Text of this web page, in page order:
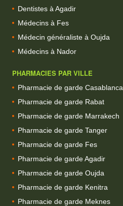
Dentistes à Agadir
Médecins à Fes
Médecin généraliste à Oujda
Médecins à Nador
PHARMACIES PAR VILLE
Pharmacie de garde Casablanca
Pharmacie de garde Rabat
Pharmacie de garde Marrakech
Pharmacie de garde Tanger
Pharmacie de garde Fes
Pharmacie de garde Agadir
Pharmacie de garde Oujda
Pharmacie de garde Kenitra
Pharmacie de garde Meknes